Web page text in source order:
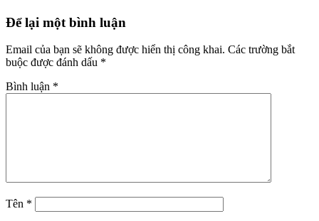
Để lại một bình luận
Email của bạn sẽ không được hiển thị công khai. Các trường bắt
buộc được đánh dấu *
Bình luận *
Tên *